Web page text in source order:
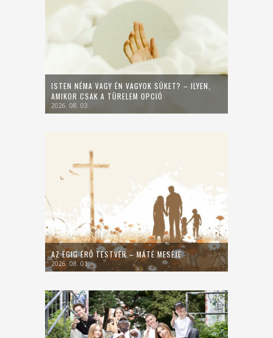
ISTEN NÉMA VAGY ÉN VAGYOK SÜKET? – ILYEN,
AMIKOR CSAK A TÜRELEM OPCIÓ
2026. 08. 03.
AZ ÉGIG ÉRŐ TESTVÉR – MÁTÉ MESÉJE
2026. 08. 01.